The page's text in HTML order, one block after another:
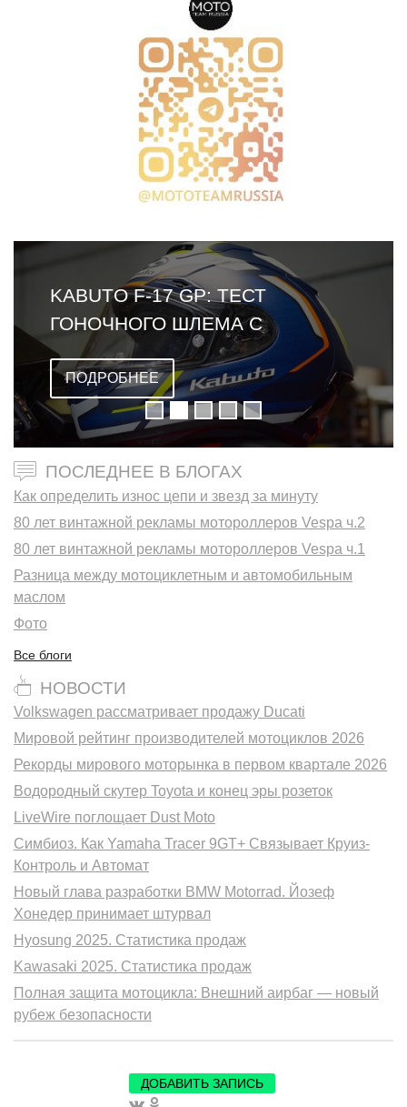
KABUTO F-17 GP: ТЕСТ
ГОНОЧНОГО ШЛЕМА С
ОМОЛОГАЦИЕЙ FIM
ПОДРОБНЕЕ
ПОСЛЕДНЕЕ В БЛОГАХ
Как определить износ цепи и звезд за минуту
80 лет винтажной рекламы мотороллеров Vespa ч.2
80 лет винтажной рекламы мотороллеров Vespa ч.1
Разница между мотоциклетным и автомобильным
маслом
Фото
Все блоги
НОВОСТИ
Volkswagen рассматривает продажу Ducati
Мировой рейтинг производителей мотоциклов 2026
Рекорды мирового моторынка в первом квартале 2026
Водородный скутер Toyota и конец эры розеток
LiveWire поглощает Dust Moto
Симбиоз. Как Yamaha Tracer 9GT+ Связывает Круиз-
Контроль и Автомат
Новый глава разработки BMW Motorrad. Йозеф
Хонедер принимает штурвал
Hyosung 2025. Статистика продаж
Kawasaki 2025. Статистика продаж
Полная защита мотоцикла: Внешний аирбаг — новый
рубеж безопасности
ДОБАВИТЬ ЗАПИСЬ